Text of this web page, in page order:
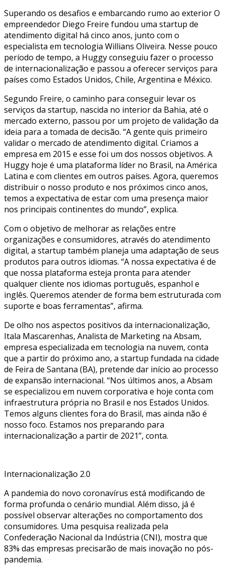
Superando os desafios e embarcando rumo ao exterior O
empreendedor Diego Freire fundou uma startup de
atendimento digital há cinco anos, junto com o
especialista em tecnologia Willians Oliveira. Nesse pouco
período de tempo, a Huggy conseguiu fazer o processo
de internacionalização e passou a oferecer serviços para
países como Estados Unidos, Chile, Argentina e México.
Segundo Freire, o caminho para conseguir levar os
serviços da startup, nascida no interior da Bahia, até o
mercado externo, passou por um projeto de validação da
ideia para a tomada de decisão. “A gente quis primeiro
validar o mercado de atendimento digital. Criamos a
empresa em 2015 e esse foi um dos nossos objetivos. A
Huggy hoje é uma plataforma líder no Brasil, na América
Latina e com clientes em outros países. Agora, queremos
distribuir o nosso produto e nos próximos cinco anos,
temos a expectativa de estar com uma presença maior
nos principais continentes do mundo”, explica.
Com o objetivo de melhorar as relações entre
organizações e consumidores, através do atendimento
digital, a startup também planeja uma adaptação de seus
produtos para outros idiomas. “A nossa expectativa é de
que nossa plataforma esteja pronta para atender
qualquer cliente nos idiomas português, espanhol e
inglês. Queremos atender de forma bem estruturada com
suporte e boas ferramentas”, afirma.
De olho nos aspectos positivos da internacionalização,
Itala Mascarenhas, Analista de Marketing na Absam,
empresa especializada em tecnologia na nuvem, conta
que a partir do próximo ano, a startup fundada na cidade
de Feira de Santana (BA), pretende dar início ao processo
de expansão internacional. “Nos últimos anos, a Absam
se especializou em nuvem corporativa e hoje conta com
infraestrutura própria no Brasil e nos Estados Unidos.
Temos alguns clientes fora do Brasil, mas ainda não é
nosso foco. Estamos nos preparando para
internacionalização a partir de 2021”, conta.
Internacionalização 2.0
A pandemia do novo coronavírus está modificando de
forma profunda o cenário mundial. Além disso, já é
possível observar alterações no comportamento dos
consumidores. Uma pesquisa realizada pela
Confederação Nacional da Indústria (CNI), mostra que
83% das empresas precisarão de mais inovação no pós-
pandemia.